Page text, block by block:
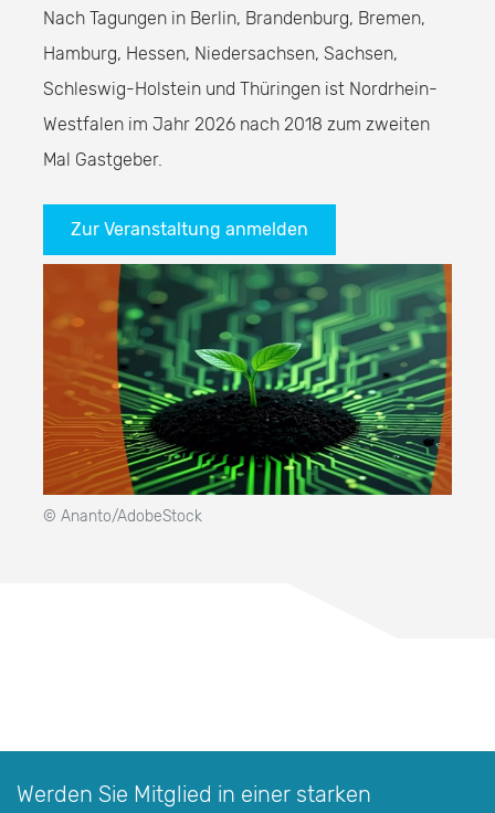
Nach Tagungen in Berlin, Brandenburg, Bremen,
Hamburg, Hessen, Niedersachsen, Sachsen,
Schleswig-Holstein und Thüringen ist Nordrhein-
Westfalen im Jahr 2026 nach 2018 zum zweiten
Mal Gastgeber.
Zur Veranstaltung anmelden
© Ananto/AdobeStock
Werden Sie Mitglied in einer starken